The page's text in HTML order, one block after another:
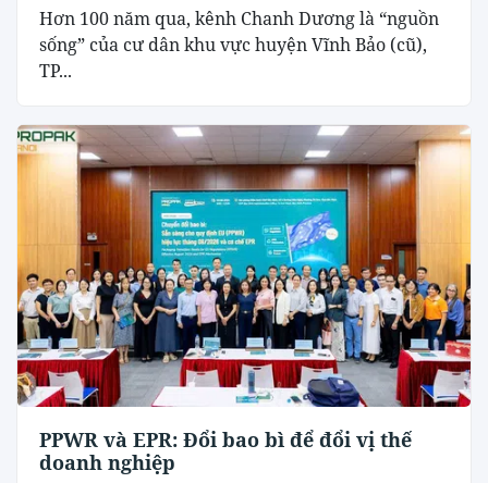
Hơn 100 năm qua, kênh Chanh Dương là “nguồn
sống” của cư dân khu vực huyện Vĩnh Bảo (cũ),
TP...
PPWR và EPR: Đổi bao bì để đổi vị thế
doanh nghiệp